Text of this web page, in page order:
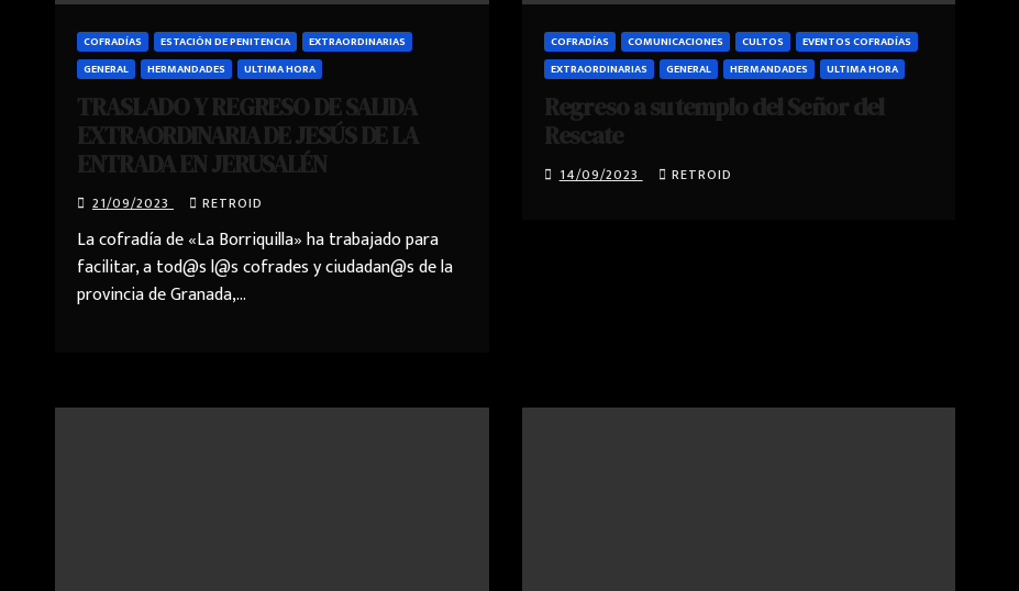
COFRADÍAS ESTACIÓN DE PENITENCIA
EXTRAORDINARIAS
GENERAL
HERMANDADES ULTIMA HORA
TRASLADO Y REGRESO DE SALIDA
EXTRAORDINARIA DE JESÚS DE LA
ENTRADA EN JERUSALÉN
21/09/2023 RETROID
La cofradía de «La Borriquilla» ha trabajado para
facilitar, a tod@s l@s cofrades y ciudadan@s de la
provincia de Granada,…
COFRADÍAS COMUNICACIONES CULTOS
EVENTOS COFRADÍAS
EXTRAORDINARIAS
GENERAL HERMANDADES ULTIMA HORA
Regreso a su templo del Señor del
Rescate
14/09/2023 RETROID